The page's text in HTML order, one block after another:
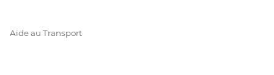
Aide au Transport